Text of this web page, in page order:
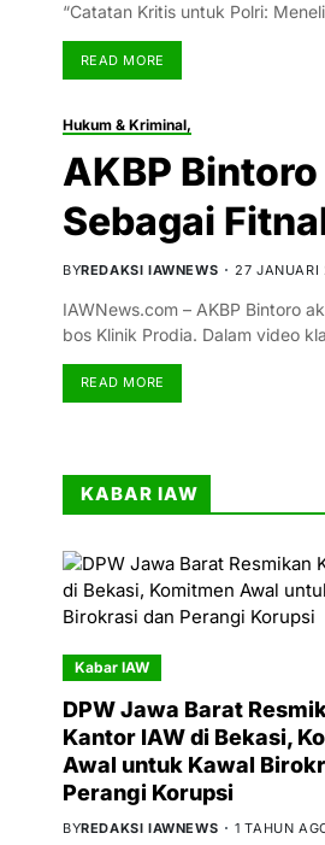
“Catatan Kritis untuk Polri:
READ MORE
Hukum & Kriminal,
AKBP
Sebagai
BYREDAKSI IAWNEWS 27 JANUARI
IAWNews.com – AKBP Bintoro
bos Klinik Prodia. Dalam video
READ MORE
KABAR IAW
Kabar IAW
DPW Jawa Barat
Kantor IAW di Bekasi,
Awal untuk Kawal
Perangi Korupsi
BYREDAKSI IAWNEWS 1 TAHUN